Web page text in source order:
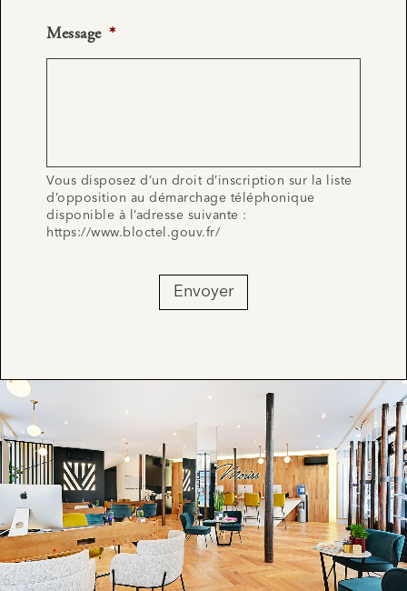
Message *
Vous disposez d’un droit d’inscription sur la liste
d’opposition au démarchage téléphonique
disponible à l’adresse suivante :
https://www.bloctel.gouv.fr/
Envoyer